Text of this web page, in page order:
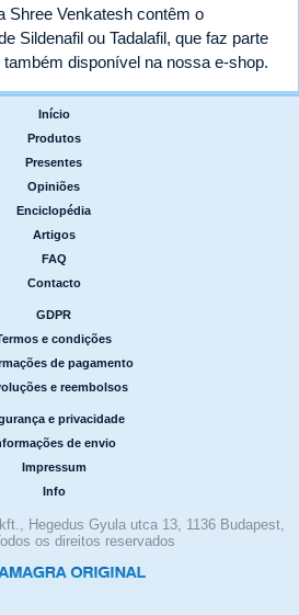
Shree Venkatesh contêm o
Sildenafil ou Tadalafil, que faz parte
disponível na nossa e-shop.
Início
Produtos
Presentes
Opiniões
Enciclopédia
Artigos
FAQ
Contacto
GDPR
e condições
de pagamento
e reembolsos
e privacidade
de envio
Impressum
Info
Hegedus Gyula utca 13, 1136 Budapest,
os direitos reservados